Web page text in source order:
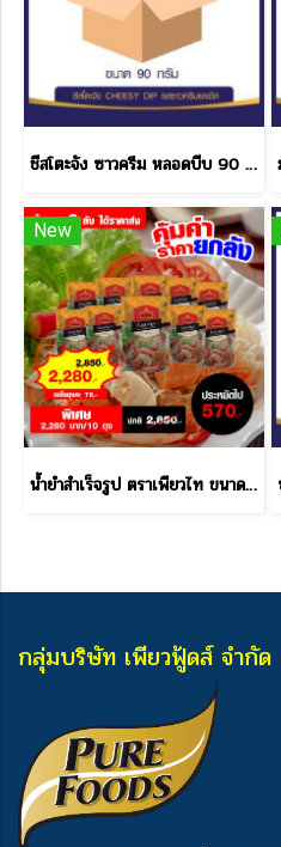
ชีสโตะจัง ซาวครีม หลอดบีบ 90 กรัม ราคาส่ง
New
น้ำยำสำเร็จรูป ตราเพียวไท ขนาด 850 กรัม ราคาส่ง
กลุ่มบริษัท เพียวฟู้ดส์ จำกัด